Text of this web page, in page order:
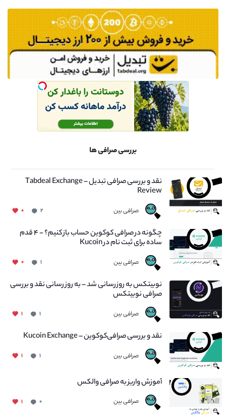
بررسی صرافی ها
نقد و بررسی صرافی تبدیل – Tabdeal Exchange
Review
صرافی بین ۲ ۰
چگونه در صرافی کوکوین حساب باز کنیم؟ - ۴ قدم
ساده برای ثبت نام در Kucoin
صرافی بین ۱ ۰
نوبیتکس به روزرسانی شد – به روز رسانی نقد و بررسی
صرافی نوبیتکس
صرافی بین ۱ ۱
نقد و بررسی صرافی‌کوکوین – Kucoin Exchange
صرافی بین ۱ ۱
آموزش واریز به صرافی والکس
صرافی بین ۰ ۱